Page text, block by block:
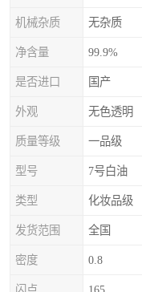
机械杂质 无杂质
净含量 99.9%
是否进口 国产
外观 无色透明
质量等级 一品级
型号 7号白油
类型 化妆品级
发货范围 全国
密度 0.8